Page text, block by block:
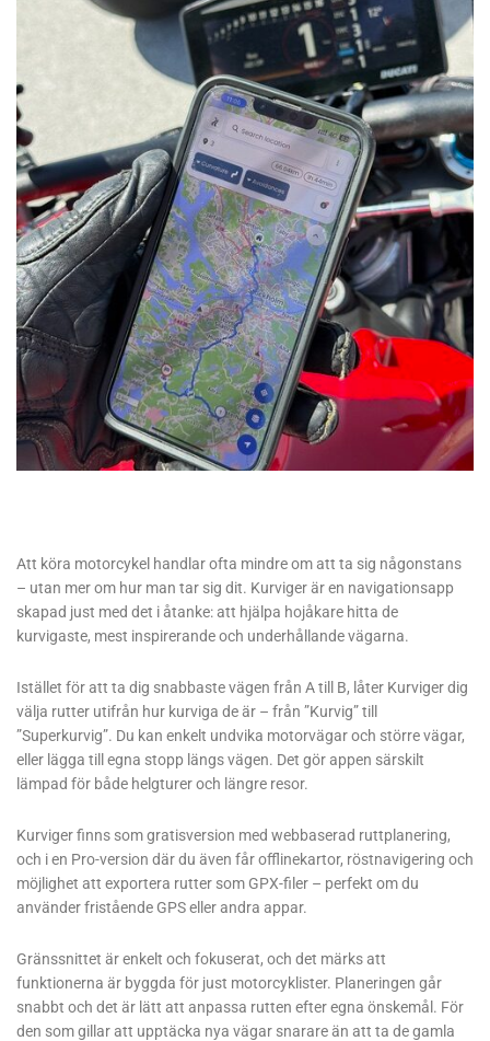
Att köra motorcykel handlar ofta mindre om att ta sig någonstans
– utan mer om hur man tar sig dit. Kurviger är en navigationsapp
skapad just med det i åtanke: att hjälpa hojåkare hitta de
kurvigaste, mest inspirerande och underhållande vägarna.
Istället för att ta dig snabbaste vägen från A till B, låter Kurviger dig
välja rutter utifrån hur kurviga de är – från ”Kurvig” till
”Superkurvig”. Du kan enkelt undvika motorvägar och större vägar,
eller lägga till egna stopp längs vägen. Det gör appen särskilt
lämpad för både helgturer och längre resor.
Kurviger finns som gratisversion med webbaserad ruttplanering,
och i en Pro-version där du även får offlinekartor, röstnavigering och
möjlighet att exportera rutter som GPX-filer – perfekt om du
använder fristående GPS eller andra appar.
Gränssnittet är enkelt och fokuserat, och det märks att
funktionerna är byggda för just motorcyklister. Planeringen går
snabbt och det är lätt att anpassa rutten efter egna önskemål. För
den som gillar att upptäcka nya vägar snarare än att ta de gamla